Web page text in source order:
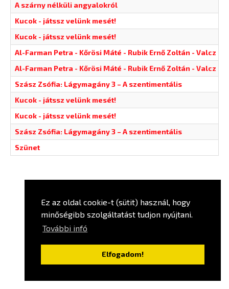
Ez az oldal cookie-t (sütit) használ, hogy
minőségibb szolgáltatást tudjon nyújtani.
További infó
Elfogadom!
A szárny nélküli angyalokról
Kucok - játssz velünk mesét!
Kucok - játssz velünk mesét!
Al-Farman Petra - Kőrösi Máté - Rubik Ernő Zoltán - Valcz
Al-Farman Petra - Kőrösi Máté - Rubik Ernő Zoltán - Valcz
Szász Zsófia: Lágymagány 3 – A szentimentális
Kucok - játssz velünk mesét!
Kucok - játssz velünk mesét!
Szász Zsófia: Lágymagány 3 – A szentimentális
Szünet